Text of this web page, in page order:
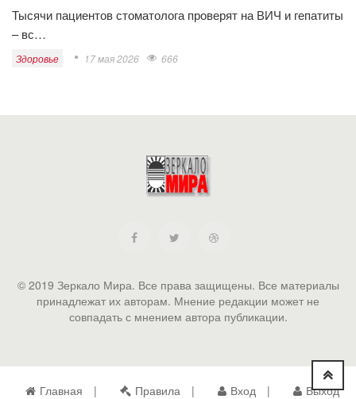
Тысячи пациентов стоматолога проверят на ВИЧ и гепатиты
– вс…
Здоровье 17 мая 2026 666
© 2019 Зеркало Мира. Все права защищены. Все материалы
принадлежат их авторам. Мнение редакции может не
совпадать с мнением автора публикации.
Главная Правила Вход Выход